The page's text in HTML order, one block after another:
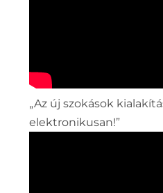
„Az új szokások
elektronikusan!”